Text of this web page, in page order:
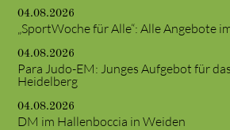
04.08.2026
„SportWoche für Alle“: Alle Angebote
04.08.2026
Para Judo-EM: Junges Aufgebot für
Heidelberg
04.08.2026
DM im Hallenboccia in Weiden